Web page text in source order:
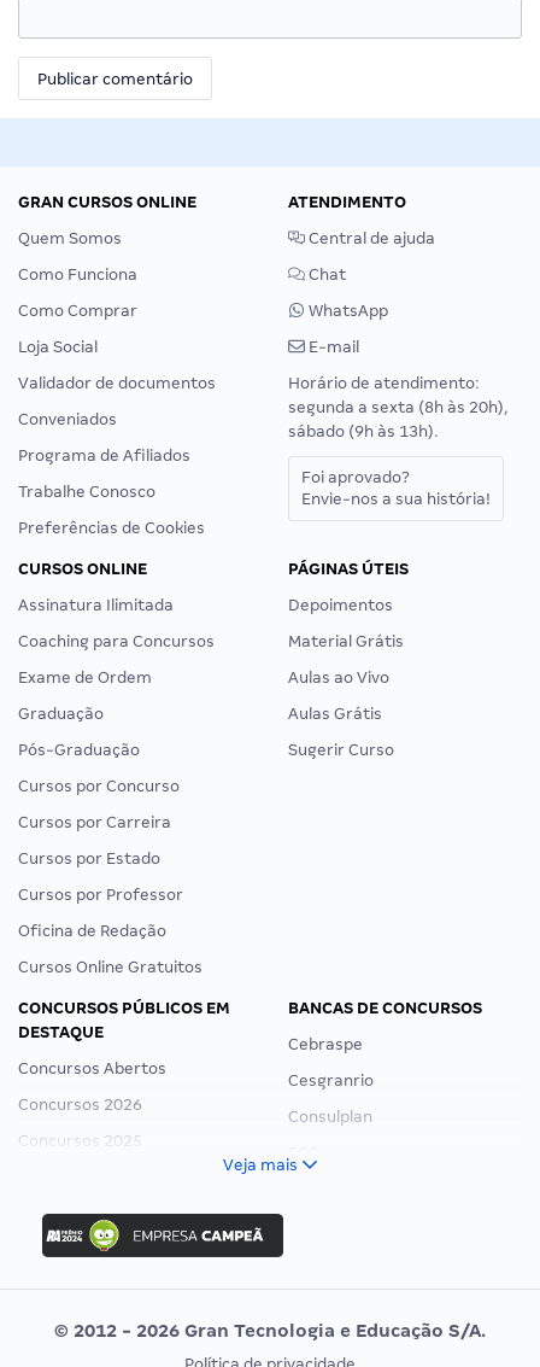
GRAN CURSOS ONLINE
Quem Somos
Como Funciona
Como Comprar
Loja Social
Validador de documentos
Conveniados
Programa de Afiliados
Trabalhe Conosco
Preferências de Cookies
ATENDIMENTO
Central de ajuda
Chat
WhatsApp
E-mail
Horário de atendimento:
segunda a sexta (8h às 20h),
sábado (9h às 13h).
Foi aprovado?
Envie-nos a sua história!
CURSOS ONLINE
Assinatura Ilimitada
Coaching para Concursos
Exame de Ordem
Graduação
Pós-Graduação
Cursos por Concurso
Cursos por Carreira
Cursos por Estado
Cursos por Professor
Oficina de Redação
Cursos Online Gratuitos
PÁGINAS ÚTEIS
Depoimentos
Material Grátis
Aulas ao Vivo
Aulas Grátis
Sugerir Curso
CONCURSOS PÚBLICOS EM
DESTAQUE
Concursos Abertos
Concursos 2026
Concursos 2025
Concurso Ibama
Concurso MPU
Editais publicados
BANCAS DE CONCURSOS
Cebraspe
Cesgranrio
Consulplan
Vunesp
Veja mais
© 2012 - 2026 Gran Tecnologia e Educação S/A.